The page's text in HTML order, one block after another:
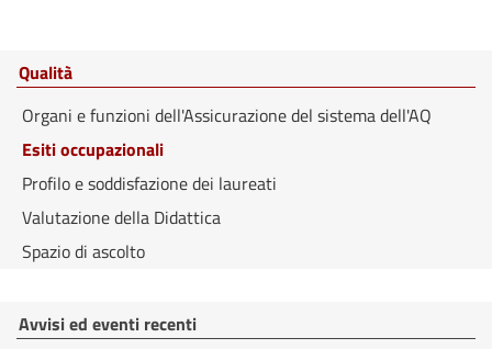
Qualità
Organi e funzioni dell'Assicurazione del sistema dell'AQ
Esiti occupazionali
Profilo e soddisfazione dei laureati
Valutazione della Didattica
Spazio di ascolto
Avvisi ed eventi recenti